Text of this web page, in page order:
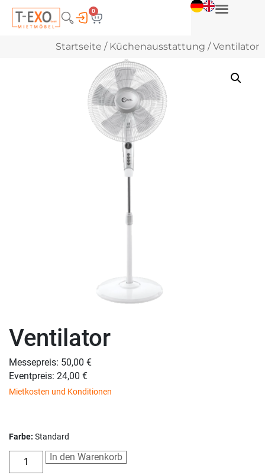
0
Startseite / Küchenausstattung / Ventilator
Ventilator
Messepreis: 50,00 €
Eventpreis: 24,00 €
Mietkosten und Konditionen
Farbe: Standard
In den Warenkorb